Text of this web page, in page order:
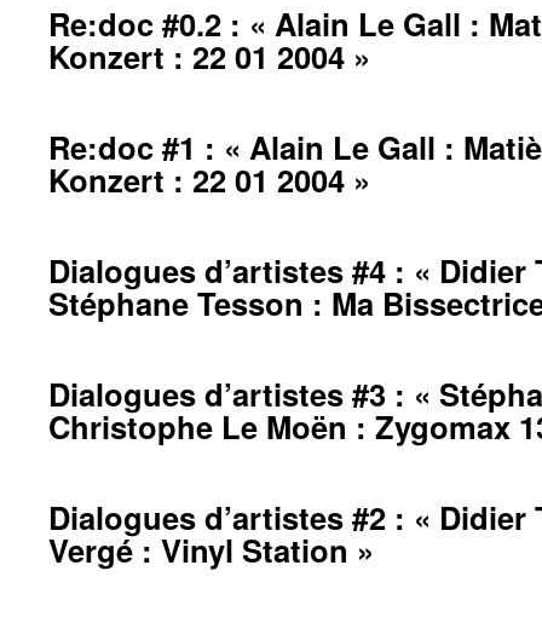
Re:doc #0.2 : « Alain Le Gall :
Konzert : 22 01 2004 »
Re:doc #1 : « Alain Le Gall :
Konzert : 22 01 2004 »
Dialogues d’artistes #4 : «
Stéphane Tesson : Ma
Dialogues d’artistes #3 : «
Christophe Le Moën : Zygomax
Dialogues d’artistes #2 : «
Vergé : Vinyl Station »